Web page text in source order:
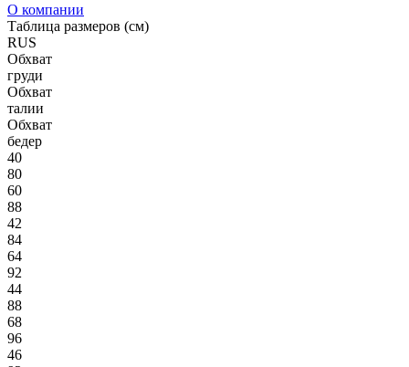
О компании
Таблица размеров (см)
RUS
Обхват
груди
Обхват
талии
Обхват
бедер
40
80
60
88
42
84
64
92
44
88
68
96
46